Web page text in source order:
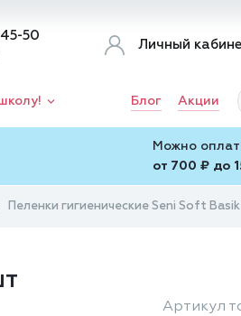
50
Личный
Блог Акции
Можно
от 700 ₽ до
Пеленки гигиенические Seni Soft
Артикул